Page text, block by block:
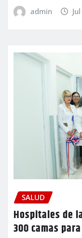
admin
SALUD
Hospitales de
300 camas